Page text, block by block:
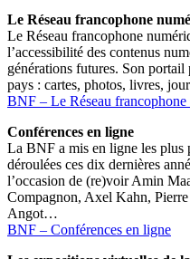
Le Réseau francophone
Le Réseau francophone
l’accessibilité des contenus
générations futures. Son portail
pays : cartes, photos, livres,
BNF – Le Réseau francophone
Conférences en ligne
La BNF a mis en ligne les plus
déroulées ces dix dernières
l’occasion de (re)voir Amin
Compagnon, Axel Kahn,
Angot…
BNF – Conférences en ligne